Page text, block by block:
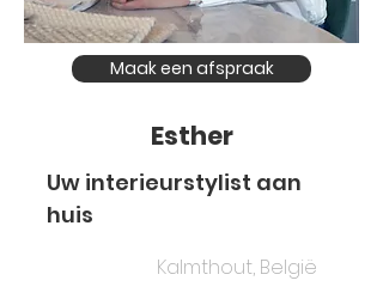
Maak een afspraak
Esther
Uw interieurstylist aan
huis
Kalmthout, België